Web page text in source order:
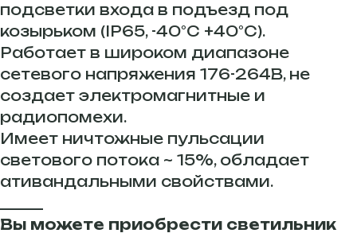
подсветки входа в подъезд под
козырьком (IP65, -40°С +40°С).
Работает в широком диапазоне
сетевого напряжения 176-264В, не
создает электромагнитные и
радиопомехи.
Имеет ничтожные пульсации
светового потока ~ 15%, обладает
ативандальными свойствами.
Вы можете приобрести светильник